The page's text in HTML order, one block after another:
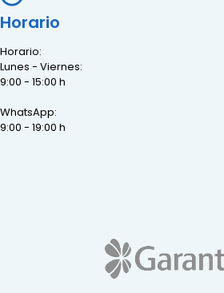
Horario
Horario:
Lunes - Viernes:
9:00 - 15:00 h
WhatsApp:
9:00 - 19:00 h